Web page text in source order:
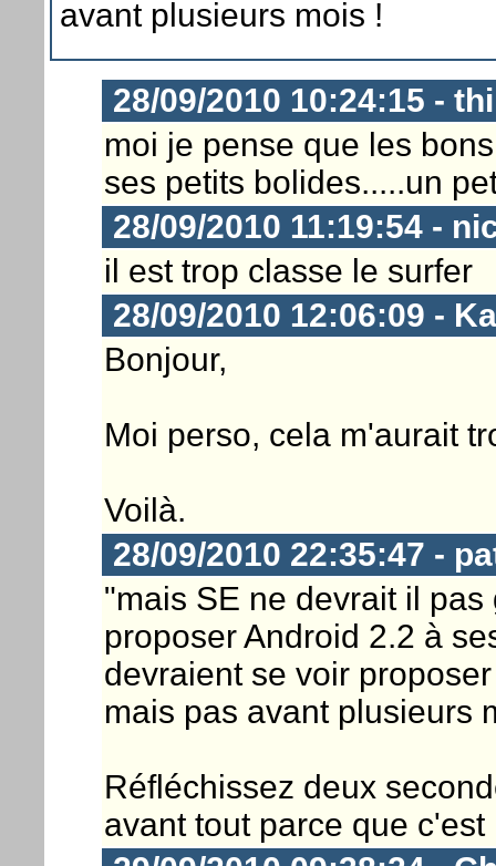
avant plusieurs mois !
28/09/2010 10:24:15 -
moi je pense que les
ses petits bolides.....un
28/09/2010 11:19:54 -
il est trop classe le surfer
28/09/2010 12:06:09 -
Bonjour,
Moi perso, cela m'aurait
Voilà.
28/09/2010 22:35:47 -
"mais SE ne devrait il
proposer Android 2.2 à
devraient se voir
mais pas avant plusieurs
Réfléchissez deux
avant tout parce que